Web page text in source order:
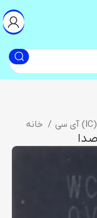
آی سی (IC)